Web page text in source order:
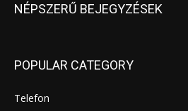
NÉPSZERŰ BEJEGYZÉSEK
POPULAR CATEGORY
Telefon